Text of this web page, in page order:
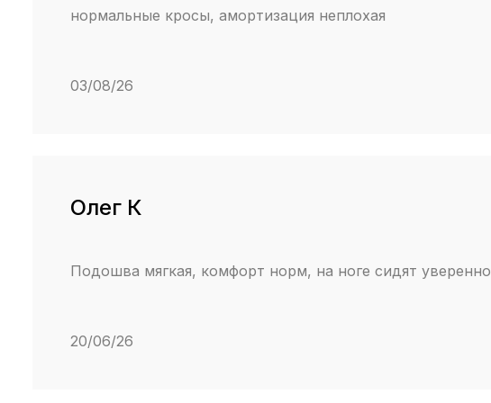
нормальные кросы, амортизация неплохая
03/08/26
Олег К
Подошва мягкая, комфорт норм, на ноге сидят уверенно
20/06/26